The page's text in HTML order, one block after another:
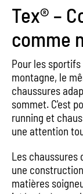
Tex® –
comme
Pour les
montagne, le
chaussures
sommet. C'est
running et
une attention
Les chaussures
une
matières